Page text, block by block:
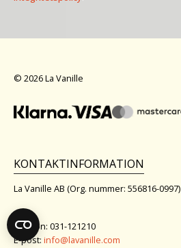
© 2026 La Vanille
KONTAKTINFORMATION
La Vanille AB (Org. nummer: 556816-0997)
Telefon: 031-121210
E-post: info@lavanille.com